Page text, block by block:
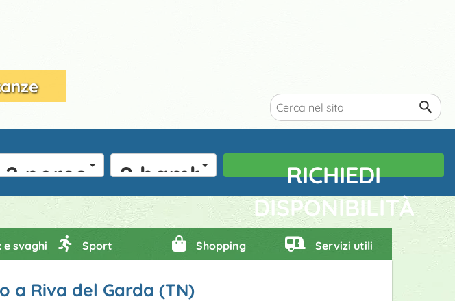
2 persone0 bambini
RICHIEDI
DISPONIBILITÀ
e svaghi Sport Shopping Servizi utili
a Riva del Garda (TN)